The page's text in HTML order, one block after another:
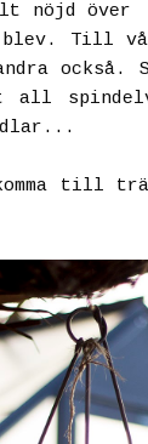
nöjd över
blev. Till
också.
all
till